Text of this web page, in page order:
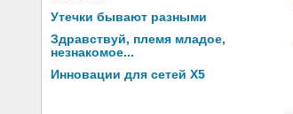
Утечки бывают разными
Здравствуй, племя младое,
незнакомое...
Инновации для сетей X5